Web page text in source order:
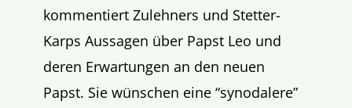
kommentiert Zulehners und Stetter-
Karps Aussagen über Papst Leo und
deren Erwartungen an den neuen
Papst. Sie wünschen eine “synodalere”